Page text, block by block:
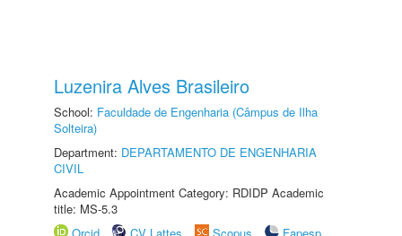
Luzenira Alves Brasileiro
School: Faculdade de Engenharia (Câmpus de Ilha
Solteira)
Department: DEPARTAMENTO DE ENGENHARIA
CIVIL
Academic Appointment Category: RDIDP Academic
title: MS-5.3